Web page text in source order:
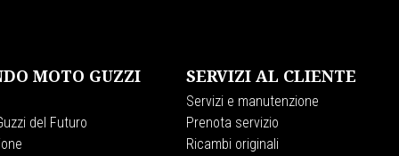
MOTO GUZZI
del Futuro
SERVIZI AL CLIENTE
Servizi e manutenzione
Prenota servizio
Ricambi originali